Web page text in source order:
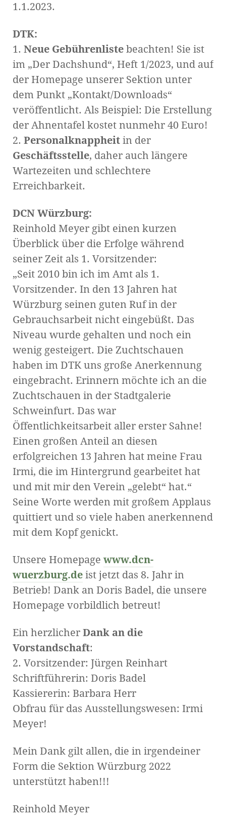
1.1.2023.
DTK:
1. Neue Gebührenliste beachten! Sie ist
im „Der Dachshund“, Heft 1/2023, und auf
der Homepage unserer Sektion unter
dem Punkt „Kontakt/Downloads“
veröffentlicht. Als Beispiel: Die Erstellung
der Ahnentafel kostet nunmehr 40 Euro!
2. Personalknappheit in der
Geschäftsstelle, daher auch längere
Wartezeiten und schlechtere
Erreichbarkeit.
DCN Würzburg:
Reinhold Meyer gibt einen kurzen
Überblick über die Erfolge während
seiner Zeit als 1. Vorsitzender:
„Seit 2010 bin ich im Amt als 1.
Vorsitzender. In den 13 Jahren hat
Würzburg seinen guten Ruf in der
Gebrauchsarbeit nicht eingebüßt. Das
Niveau wurde gehalten und noch ein
wenig gesteigert. Die Zuchtschauen
haben im DTK uns große Anerkennung
eingebracht. Erinnern möchte ich an die
Zuchtschauen in der Stadtgalerie
Schweinfurt. Das war
Öffentlichkeitsarbeit aller erster Sahne!
Einen großen Anteil an diesen
erfolgreichen 13 Jahren hat meine Frau
Irmi, die im Hintergrund gearbeitet hat
und mit mir den Verein „gelebt“ hat.“
Seine Worte werden mit großem Applaus
quittiert und so viele haben anerkennend
mit dem Kopf genickt.
Unsere Homepage www.dcn-
wuerzburg.de ist jetzt das 8. Jahr in
Betrieb! Dank an Doris Badel, die unsere
Homepage vorbildlich betreut!
Ein herzlicher Dank an die
Vorstandschaft:
2. Vorsitzender: Jürgen Reinhart
Schriftführerin: Doris Badel
Kassiererin: Barbara Herr
Obfrau für das Ausstellungswesen: Irmi
Meyer!
Mein Dank gilt allen, die in irgendeiner
Form die Sektion Würzburg 2022
unterstützt haben!!!
Reinhold Meyer